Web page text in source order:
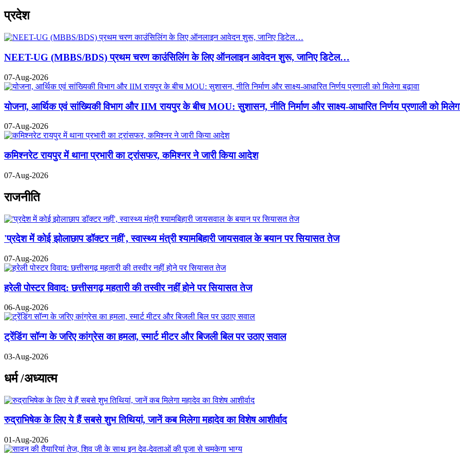
प्रदेश
NEET-UG (MBBS/BDS) प्रथम चरण काउंसिलिंग के लिए ऑनलाइन आवेदन शुरू, जानिए डिटेल…
07-Aug-2026
योजना, आर्थिक एवं सांख्यिकी विभाग और IIM रायपुर के बीच MOU: सुशासन, नीति निर्माण और साक्ष्य-आधारित निर्णय प्रणाली को मिलेगा
07-Aug-2026
कमिश्नरेट रायपुर में थाना प्रभारी का ट्रांसफर, कमिश्नर ने जारी किया आदेश
07-Aug-2026
राजनीति
'प्रदेश में कोई झोलाछाप डॉक्टर नहीं', स्वास्थ्य मंत्री श्यामबिहारी जायसवाल के बयान पर सियासत तेज
07-Aug-2026
हरेली पोस्टर विवाद: छत्तीसगढ़ महतारी की तस्वीर नहीं होने पर सियासत तेज
06-Aug-2026
ट्रेंडिंग सॉन्ग के जरिए कांग्रेस का हमला, स्मार्ट मीटर और बिजली बिल पर उठाए सवाल
03-Aug-2026
धर्म /अध्यात्म
रुद्राभिषेक के लिए ये हैं सबसे शुभ तिथियां, जानें कब मिलेगा महादेव का विशेष आशीर्वाद
01-Aug-2026